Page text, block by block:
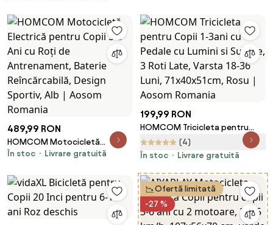
489,99 RON
HOMCOM Motocicletă
Electrică pentru Copii 3-5 Ani
Baterie Reîncărcabilă, Design
Sportiv, Alb | Aosom Romania
În stoc Livrare gratuită
199,99 RON
HOMCOM Tricicleta pentru
Copii 1-3ani cu Pedale cu Lumini
si Sunete, 3 Roti Late, Varsta 18-
Aosom Romania
(4)
În stoc
Livrare gratuită
Ofertă limitată
-27 %